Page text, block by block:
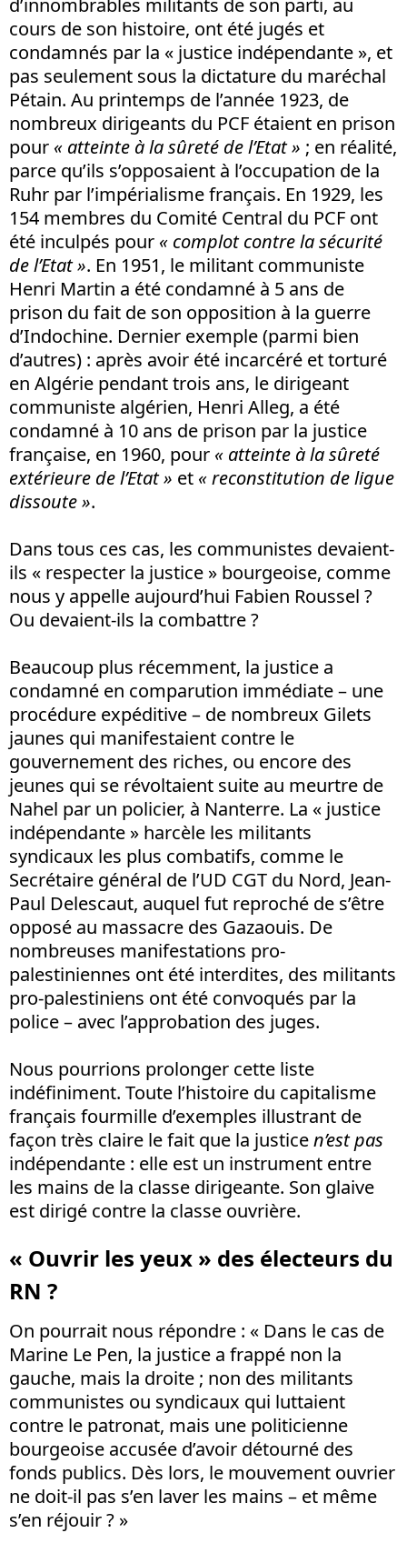
d’innombrables militants de son parti, au
cours de son histoire, ont été jugés et
condamnés par la « justice indépendante », et
pas seulement sous la dictature du maréchal
Pétain. Au printemps de l’année 1923, de
nombreux dirigeants du PCF étaient en prison
pour « atteinte à la sûreté de l’Etat » ; en réalité,
parce qu’ils s’opposaient à l’occupation de la
Ruhr par l’impérialisme français. En 1929, les
154 membres du Comité Central du PCF ont
été inculpés pour « complot contre la sécurité
de l’Etat ». En 1951, le militant communiste
Henri Martin a été condamné à 5 ans de
prison du fait de son opposition à la guerre
d’Indochine. Dernier exemple (parmi bien
d’autres) : après avoir été incarcéré et torturé
en Algérie pendant trois ans, le dirigeant
communiste algérien, Henri Alleg, a été
condamné à 10 ans de prison par la justice
française, en 1960, pour « atteinte à la sûreté
extérieure de l’Etat » et « reconstitution de ligue
dissoute ».
Dans tous ces cas, les communistes devaient-
ils « respecter la justice » bourgeoise, comme
nous y appelle aujourd’hui Fabien Roussel ?
Ou devaient-ils la combattre ?
Beaucoup plus récemment, la justice a
condamné en comparution immédiate – une
procédure expéditive – de nombreux Gilets
jaunes qui manifestaient contre le
gouvernement des riches, ou encore des
jeunes qui se révoltaient suite au meurtre de
Nahel par un policier, à Nanterre. La « justice
indépendante » harcèle les militants
syndicaux les plus combatifs, comme le
Secrétaire général de l’UD CGT du Nord, Jean-
Paul Delescaut, auquel fut reproché de s’être
opposé au massacre des Gazaouis. De
nombreuses manifestations pro-
palestiniennes ont été interdites, des militants
pro-palestiniens ont été convoqués par la
police – avec l’approbation des juges.
Nous pourrions prolonger cette liste
indéfiniment. Toute l’histoire du capitalisme
français fourmille d’exemples illustrant de
façon très claire le fait que la justicen’est pas
indépendante : elle est un instrument entre
les mains de la classe dirigeante. Son glaive
est dirigé contre la classe ouvrière.
« Ouvrir les yeux » des électeurs du
RN ?
On pourrait nous répondre : « Dans le cas de
Marine Le Pen, la justice a frappé non la
gauche, mais la droite ; non des militants
communistes ou syndicaux qui luttaient
contre le patronat, mais une politicienne
bourgeoise accusée d’avoir détourné des
fonds publics. Dès lors, le mouvement ouvrier
ne doit-il pas s’en laver les mains – et même
s’en réjouir ? »